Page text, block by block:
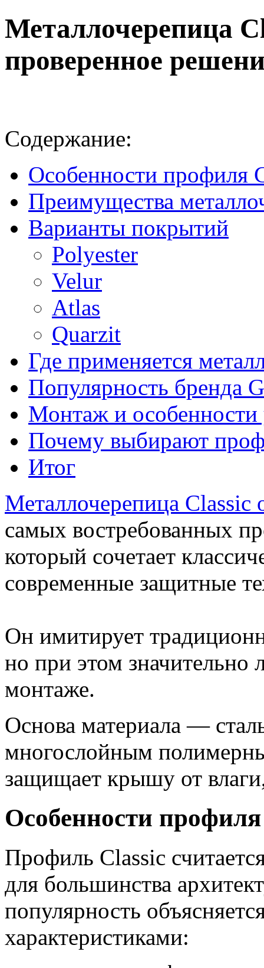
Металлочерепица
проверенное
Содержание:
Особенности профиля
Преимущества
Варианты покрытий
Polyester
Velur
Atlas
Quarzit
Где применяется
Популярность бренда
Монтаж и особенности
Почему выбирают
Итог
Металлочерепица Classic
самых востребованных
который сочетает
современные защитные
Он имитирует
но при этом значительно
монтаже.
Основа материала —
многослойным
защищает крышу от
Особенности
Профиль Classic
для большинства
популярность
характеристиками: